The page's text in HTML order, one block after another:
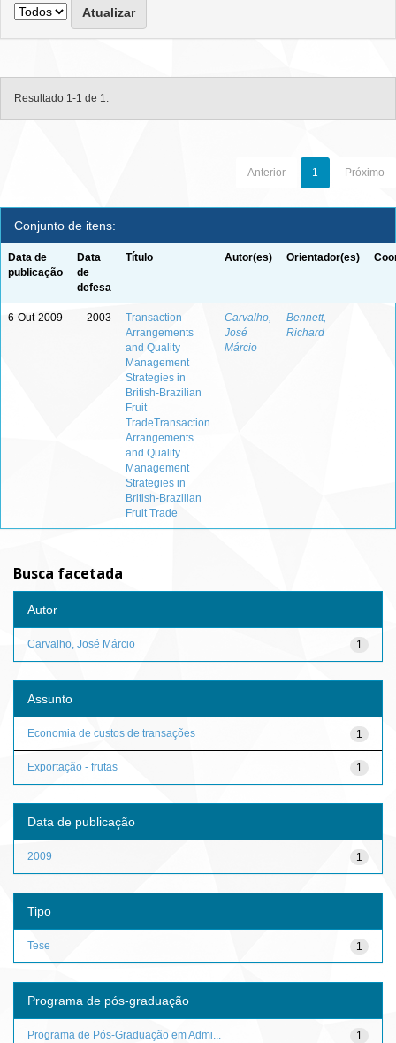
Resultado 1-1 de 1.
Anterior 1 Próximo
Conjunto de itens:
Data de
publicação
Data
de
defesa
Título Autor(es) Orientador(es)
6-Out-2009 2003
Transaction
Arrangements
and Quality
Management
Strategies in
British-Brazilian
Fruit
TradeTransaction
Arrangements
and Quality
Management
Strategies in
British-Brazilian
Fruit Trade
Carvalho,
José
Márcio
Bennett,
Richard
-
Busca facetada
Autor
1
Carvalho, José Márcio
Assunto
1
Economia de custos de transações
1
Exportação - frutas
Data de publicação
1
2009
Tipo
1
Tese
Programa de pós-graduação
1
Programa de Pós-Graduação em Admi...